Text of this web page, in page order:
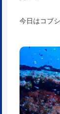
今日はコブ